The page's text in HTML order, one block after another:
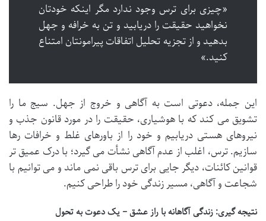
«چیزی برای ترس وجود ندارد مگر اینکه خودتان
نخواهید حقیقت را دریابید و تن به خرافه و جهل
بدهید و از تجزیه تحلیل اتفاقات پیرامونتان امتناع
کنید.»
این جمله، دعوتی است به آگاهی و خروج از جهل. سیج ما را
تشویق می کند که با هوشیاری، حقیقت را در مورد قانون جذب و
نیروهای هستی دریابیم و خود را از باورهای غلط و خرافات رها
سازیم. ترس، اغلب از عدم آگاهی نشأت می گیرد؛ با درک عمیق تر
قوانین کائنات، دیگر جایی برای ترس باقی نمی ماند و می توانیم با
شجاعت و آگاهی، مسیر زندگی خود را طراحی کنیم.
نتیجه گیری: زندگی آگاهانه با راز عشق – یک دعوت به تحول